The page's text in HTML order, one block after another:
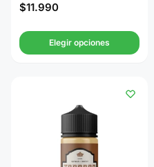
$11.990
Elegir opciones